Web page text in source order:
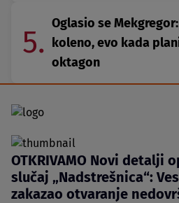
5.
Oglasio se
koleno, evo kada
oktagon
OTKRIVAMO Novi detalji
slučaj „Nadstrešnica“:
zakazao otvaranje